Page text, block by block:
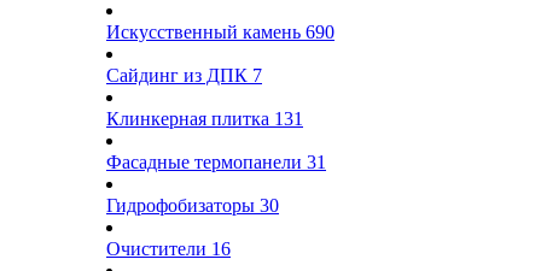
Искусственный камень 690
Сайдинг из ДПК 7
Клинкерная плитка 131
Фасадные термопанели 31
Гидрофобизаторы 30
Очистители 16